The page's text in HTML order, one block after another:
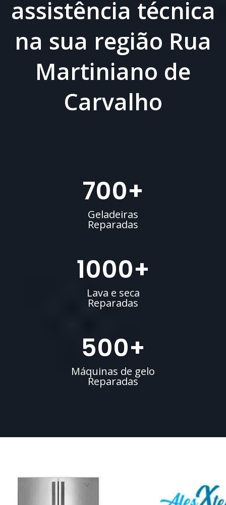
assistência técnica
na sua região Rua
Martiniano de
Carvalho
700+
Geladeiras
Reparadas
1000+
Lava e seca
Reparadas
500+
Máquinas de gelo
Reparadas